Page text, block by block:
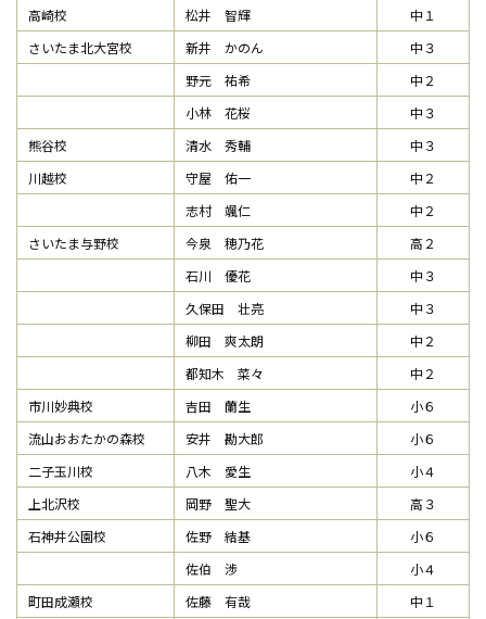
高崎校
松井 智輝
中１
さいたま北大宮校
新井 かのん
中３
野元 祐希
中２
小林 花桜
中３
熊谷校
清水 秀輔
中３
川越校
守屋 佑一
中２
志村 颯仁
中２
さいたま与野校
今泉 穂乃花
高２
石川 優花
中３
久保田 壮亮
中３
柳田 爽太朗
中２
都知木 菜々
中２
市川妙典校
吉田 蘭生
小６
流山おおたかの森校
安井 勘大郎
小６
二子玉川校
八木 愛生
小４
上北沢校
岡野 聖大
高３
石神井公園校
佐野 結基
小６
佐伯 渉
小４
町田成瀬校
佐藤 有哉 中１